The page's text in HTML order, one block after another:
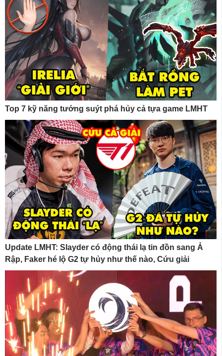
Top 7 kỹ năng tướng suýt phá hủy cả tựa game LMHT
Update LMHT: Slayder có động thái lạ tin đồn sang Ả
Rập, Faker hé lộ G2 tự hủy như thế nào, Cứu giải